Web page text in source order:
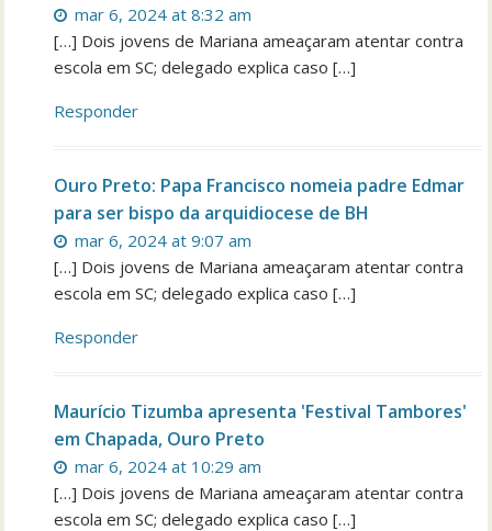
mar 6, 2024 at 8:32 am
[…] Dois jovens de Mariana ameaçaram atentar contra
escola em SC; delegado explica caso […]
Responder
Ouro Preto: Papa Francisco nomeia padre Edmar
para ser bispo da arquidiocese de BH
mar 6, 2024 at 9:07 am
[…] Dois jovens de Mariana ameaçaram atentar contra
escola em SC; delegado explica caso […]
Responder
Maurício Tizumba apresenta 'Festival Tambores'
em Chapada, Ouro Preto
mar 6, 2024 at 10:29 am
[…] Dois jovens de Mariana ameaçaram atentar contra
escola em SC; delegado explica caso […]